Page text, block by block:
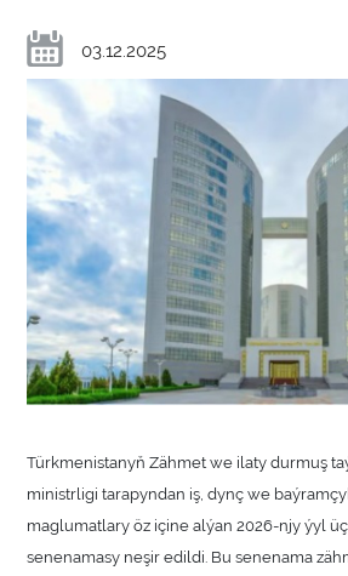
03.12.2025
Türkmenistanyň Zähmet we ilaty durmuş
ministrligi tarapyndan iş, dynç we
maglumatlary öz içine alýan 2026-njy ýyl
senenamasy neşir edildi. Bu senenama